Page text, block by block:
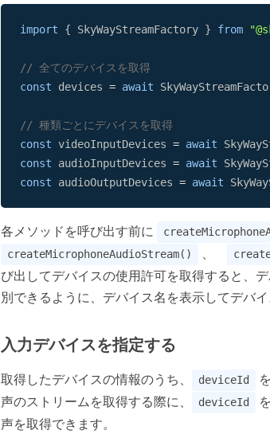
import { SkyWayStreamFactory } from
// 全てのデバイスを取得
const devices = await
// 種類ごとにデバイスを取得
const videoInputDevices = await
const audioInputDevices = await
const audioOutputDevices = await
各メソッドを呼び出す前に
createMicrophoneAudioStream()
び出してデバイスの使用許可を取得すると、
別できるように、デバイス名を表示してデバ
入力デバイスを指定する
取得したデバイスの情報のうち、 deviceId
声のストリームを取得する際に、
deviceId
声を取得できます。